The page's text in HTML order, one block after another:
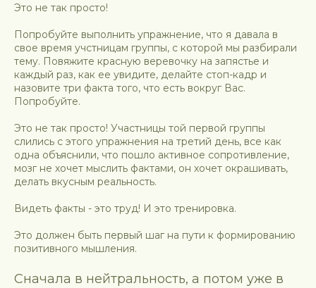
Это не так просто!
Попробуйте выполнить упражнение, что я давала в
свое время учстницам группы, с которой мы разбирали
тему. Повяжите красную веревочку на запястье и
каждый раз, как ее увидите, делайте стоп-кадр и
назовите три факта того, что есть вокруг Вас.
Попробуйте.
Это не так просто! Участницы той первой группы
слились с этого упражнения на третий день, все как
одна объяснили, что пошло активное сопротивление,
мозг не хочет мыслить фактами, он хочет окрашивать,
делать вкусным реальность.
Видеть факты - это труд! И это тренировка.
Это должен быть первый шаг на пути к формированию
позитивного мышления.
Сначала в нейтральность, а потом уже в